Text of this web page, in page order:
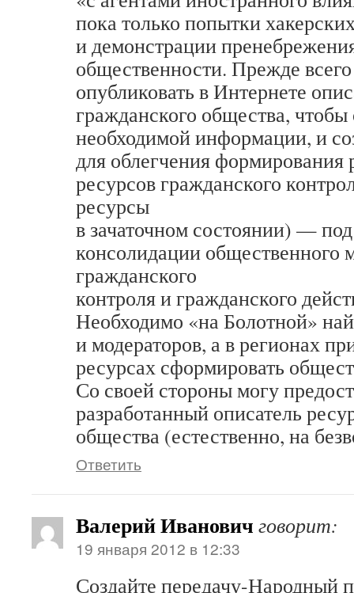
пока только попытки
и демонстрации
общественности. Прежде
опубликовать в Интернете
гражданского общества, чтобы
необходимой информации, и
для облегчения формирования
ресурсов гражданского
ресурсы
в зачаточном состоянии) —
консолидации общественного
гражданского
контроля и гражданского
Необходимо «на Болотной»
и модераторов, а в регионах
ресурсах сформировать
Со своей стороны могу
разработанный описатель
общества (естественно, на
Ответить
Валерий Иванович говорит:
19 января 2012 в 12:33
Создайте передачу-Народный